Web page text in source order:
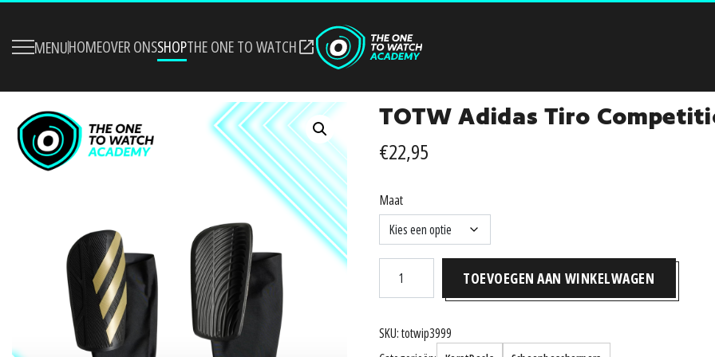
MENUHOMEOVER ONSSHOPTHE ONE TO WATCH
TOTW Adidas Tiro
€22,95
Maat
Adidas
Competition
Scheenbeschermers
TOEVOEGEN AAN WINKELWAGEN
SKU:totwip3999